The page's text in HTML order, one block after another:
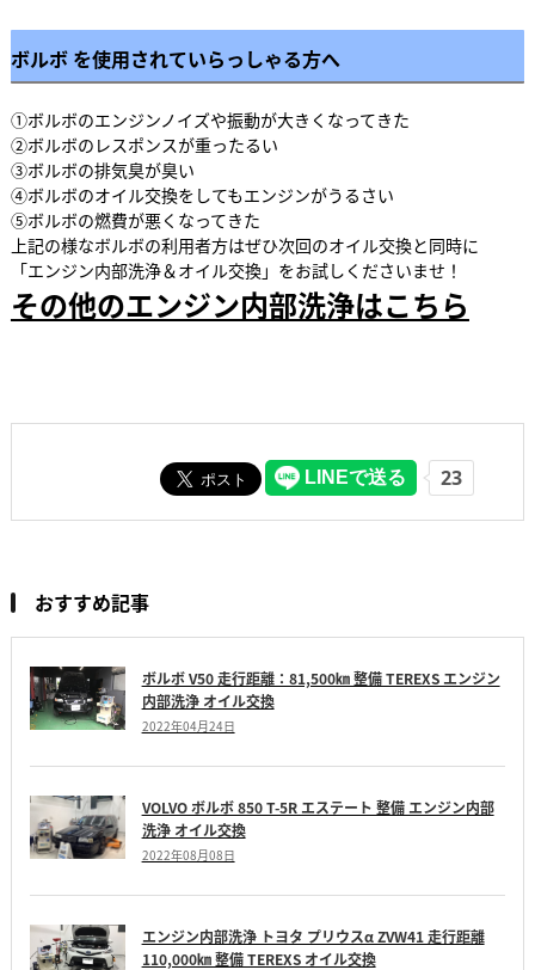
ボルボ を使用されていらっしゃる方へ
①ボルボのエンジンノイズや振動が大きくなってきた
②ボルボのレスポンスが重ったるい
③ボルボの排気臭が臭い
④ボルボのオイル交換をしてもエンジンがうるさい
⑤ボルボの燃費が悪くなってきた
上記の様なボルボの利用者方はぜひ次回のオイル交換と同時に
「エンジン内部洗浄＆オイル交換」をお試しくださいませ！
その他のエンジン内部洗浄はこちら
おすすめ記事
ボルボ V50 走行距離：81,500㎞ 整備 TEREXS エンジン
内部洗浄 オイル交換
2022年04月24日
VOLVO ボルボ 850 T-5R エステート 整備 エンジン内部
洗浄 オイル交換
2022年08月08日
エンジン内部洗浄 トヨタ プリウスα ZVW41 走行距離
110,000㎞ 整備 TEREXS オイル交換